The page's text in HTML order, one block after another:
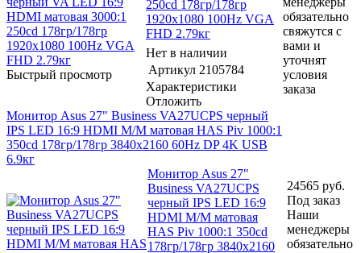
Быстрый просмотр
250cd 178гр/178гр
1920x1080 100Hz VGA
FHD 2.79кг
Нет в наличии
Артикул 2105784
Характеристики
Отложить
обязательно
свяжутся с
вами и
уточнят
условия
заказа
Монитор Asus 27" Business VA27UCPS черный
IPS LED 16:9 HDMI M/M матовая HAS Piv 1000:1
350cd 178гр/178гр 3840x2160 60Hz DP 4K USB
6.9кг
Монитор Asus 27"
Business VA27UCPS
черный IPS LED 16:9
HDMI M/M матовая
HAS Piv 1000:1 350cd
178гр/178гр 3840x2160
24565 руб.
Под заказ
Наши
менеджеры
обязательно